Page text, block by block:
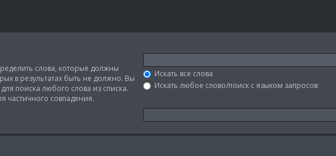
слова, которые должны
в результатах быть не должно. Вы
для поиска любого слова из списка.
частичного совпадения.
Искать все слова
Искать любое слово/поиск с языком запросов